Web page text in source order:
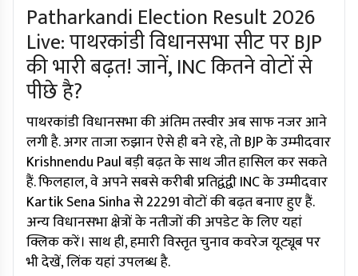
Patharkandi Election Result 2026
Live: पाथरकांडी विधानसभा सीट पर BJP
की भारी बढ़त! जानें, INC कितने वोटों से
पीछे है?
पाथरकांडी विधानसभा की अंतिम तस्वीर अब साफ नजर आने
लगी है. अगर ताजा रुझान ऐसे ही बने रहे, तो BJP के उम्मीदवार
Krishnendu Paul बड़ी बढ़त के साथ जीत हासिल कर सकते
हैं. फिलहाल, वे अपने सबसे करीबी प्रतिद्वंद्वी INC के उम्मीदवार
Kartik Sena Sinha से 22291 वोटों की बढ़त बनाए हुए हैं.
अन्य विधानसभा क्षेत्रों के नतीजों की अपडेट के लिए यहां
क्लिक करें। साथ ही, हमारी विस्तृत चुनाव कवरेज यूट्यूब पर
भी देखें, लिंक यहां उपलब्ध है.